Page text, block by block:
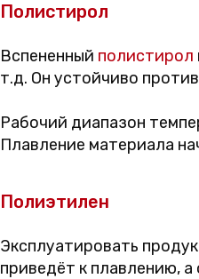
Полистирол
Вспененный полистирол
т.д. Он устойчиво
Рабочий диапазон
Плавление материала
Полиэтилен
Эксплуатировать
приведёт к плавлению,